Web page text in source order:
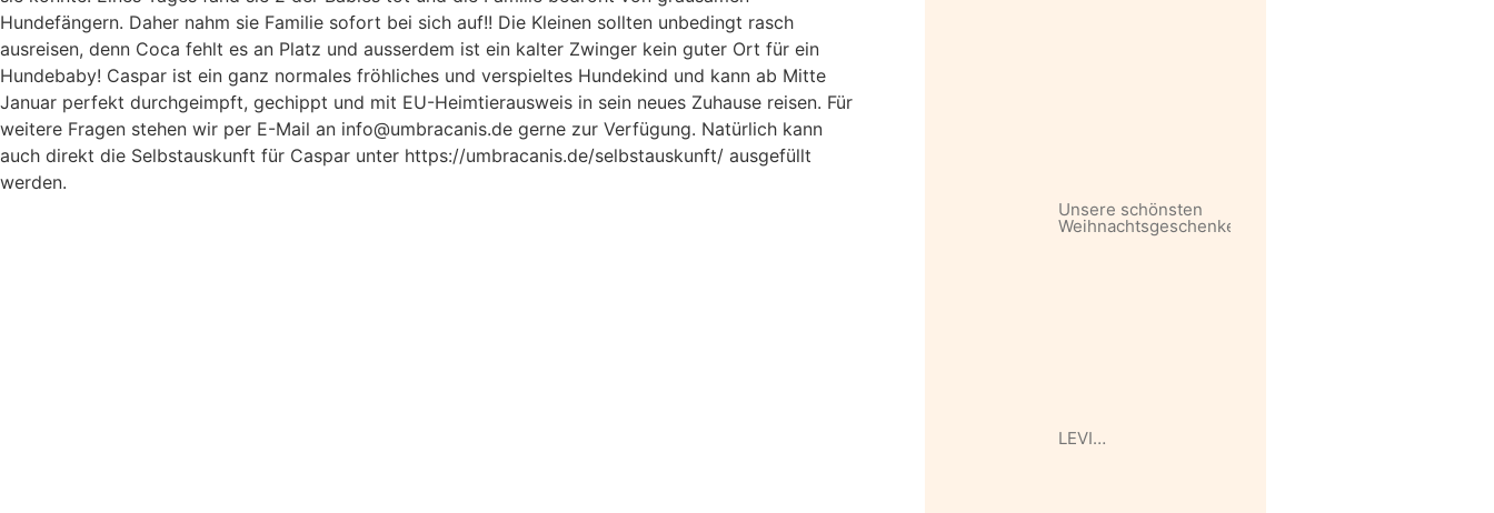
Hundefängern. Daher nahm sie Familie sofort bei sich auf!! Die Kleinen sollten unbedingt rasch
ausreisen, denn Coca fehlt es an Platz und ausserdem ist ein kalter Zwinger kein guter Ort für ein
Hundebaby! Caspar ist ein ganz normales fröhliches und verspieltes Hundekind und kann ab Mitte
Januar perfekt durchgeimpft, gechippt und mit EU-Heimtierausweis in sein neues Zuhause reisen. Für
weitere Fragen stehen wir per E-Mail an info@umbracanis.de gerne zur Verfügung. Natürlich kann
auch direkt die Selbstauskunft für Caspar unter https://umbracanis.de/selbstauskunft/ ausgefüllt
werden.
Unsere schönsten
Weihnachtsgeschenke
LEVI…